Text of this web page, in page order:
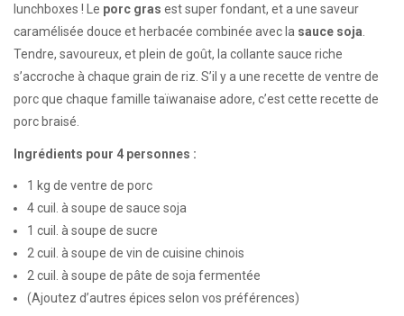
lunchboxes ! Le porc gras est super fondant, et a une saveur
caramélisée douce et herbacée combinée avec la sauce soja
Tendre, savoureux, et plein de goût, la collante sauce riche
s’accroche à chaque grain de riz. S’il y a une recette de ventre de
porc que chaque famille taïwanaise adore, c’est cette recette de
porc braisé.
Ingrédients pour 4 personnes :
1 kg de ventre de porc
4 cuil. à soupe de sauce soja
1 cuil. à soupe de sucre
2 cuil. à soupe de vin de cuisine chinois
2 cuil. à soupe de pâte de soja fermentée
(Ajoutez d’autres épices selon vos préférences)